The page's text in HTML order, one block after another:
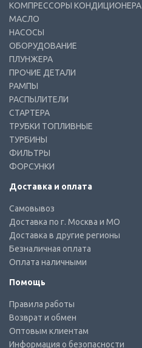
КОМПРЕССОРЫ КОНДИЦИОНЕРА
МАСЛО
НАСОСЫ
ОБОРУДОВАНИЕ
ПЛУНЖЕРА
ПРОЧИЕ ДЕТАЛИ
РАМПЫ
РАСПЫЛИТЕЛИ
СТАРТЕРА
ТРУБКИ ТОПЛИВНЫЕ
ТУРБИНЫ
ФИЛЬТРЫ
ФОРСУНКИ
Доставка и оплата
Самовывоз
Доставка по г. Москва и МО
Доставка в другие регионы
Безналичная оплата
Оплата наличными
Помощь
Правила работы
Возврат и обмен
Оптовым клиентам
Информация о безопасности